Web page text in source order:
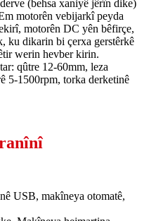
(behsa xaniyê jêrîn dike)
motorên vebijarkî peyda
motorên DC yên bêfirçe,
ku dikarin bi çerxa gerstêrkê
werin hevber kirin.
qûtre 12-60mm, leza
5-1500rpm, torka derketinê
USB, makîneya otomatê,